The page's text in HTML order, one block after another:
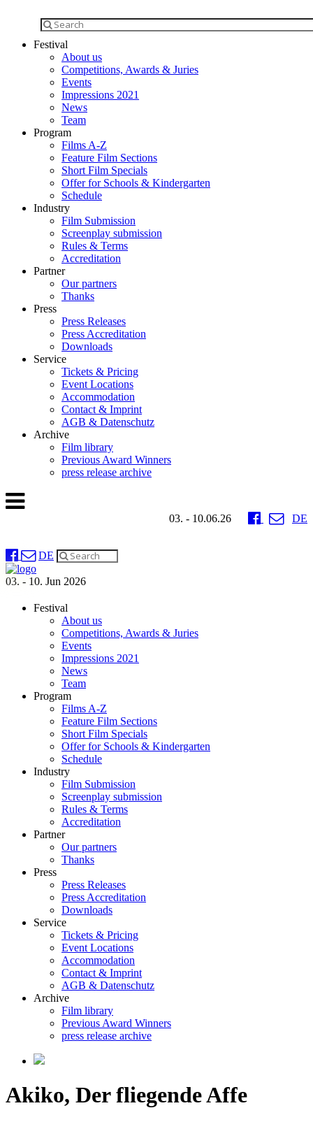
Festival
About us
Competitions, Awards & Juries
Events
Impressions 2021
News
Team
Program
Films A-Z
Feature Film Sections
Short Film Specials
Offer for Schools & Kindergarten
Schedule
Industry
Film Submission
Screenplay submission
Rules & Terms
Accreditation
Partner
Our partners
Thanks
Press
Press Releases
Press Accreditation
Downloads
Service
Tickets & Pricing
Event Locations
Accommodation
Contact & Imprint
AGB & Datenschutz
Archive
Film library
Previous Award Winners
press release archive
03. - 10.06.26 DE
DE
03. - 10. Jun 2026
Festival
About us
Competitions, Awards & Juries
Events
Impressions 2021
News
Team
Program
Films A-Z
Feature Film Sections
Short Film Specials
Offer for Schools & Kindergarten
Schedule
Industry
Film Submission
Screenplay submission
Rules & Terms
Accreditation
Partner
Our partners
Thanks
Press
Press Releases
Press Accreditation
Downloads
Service
Tickets & Pricing
Event Locations
Accommodation
Contact & Imprint
AGB & Datenschutz
Archive
Film library
Previous Award Winners
press release archive
Akiko, Der fliegende Affe